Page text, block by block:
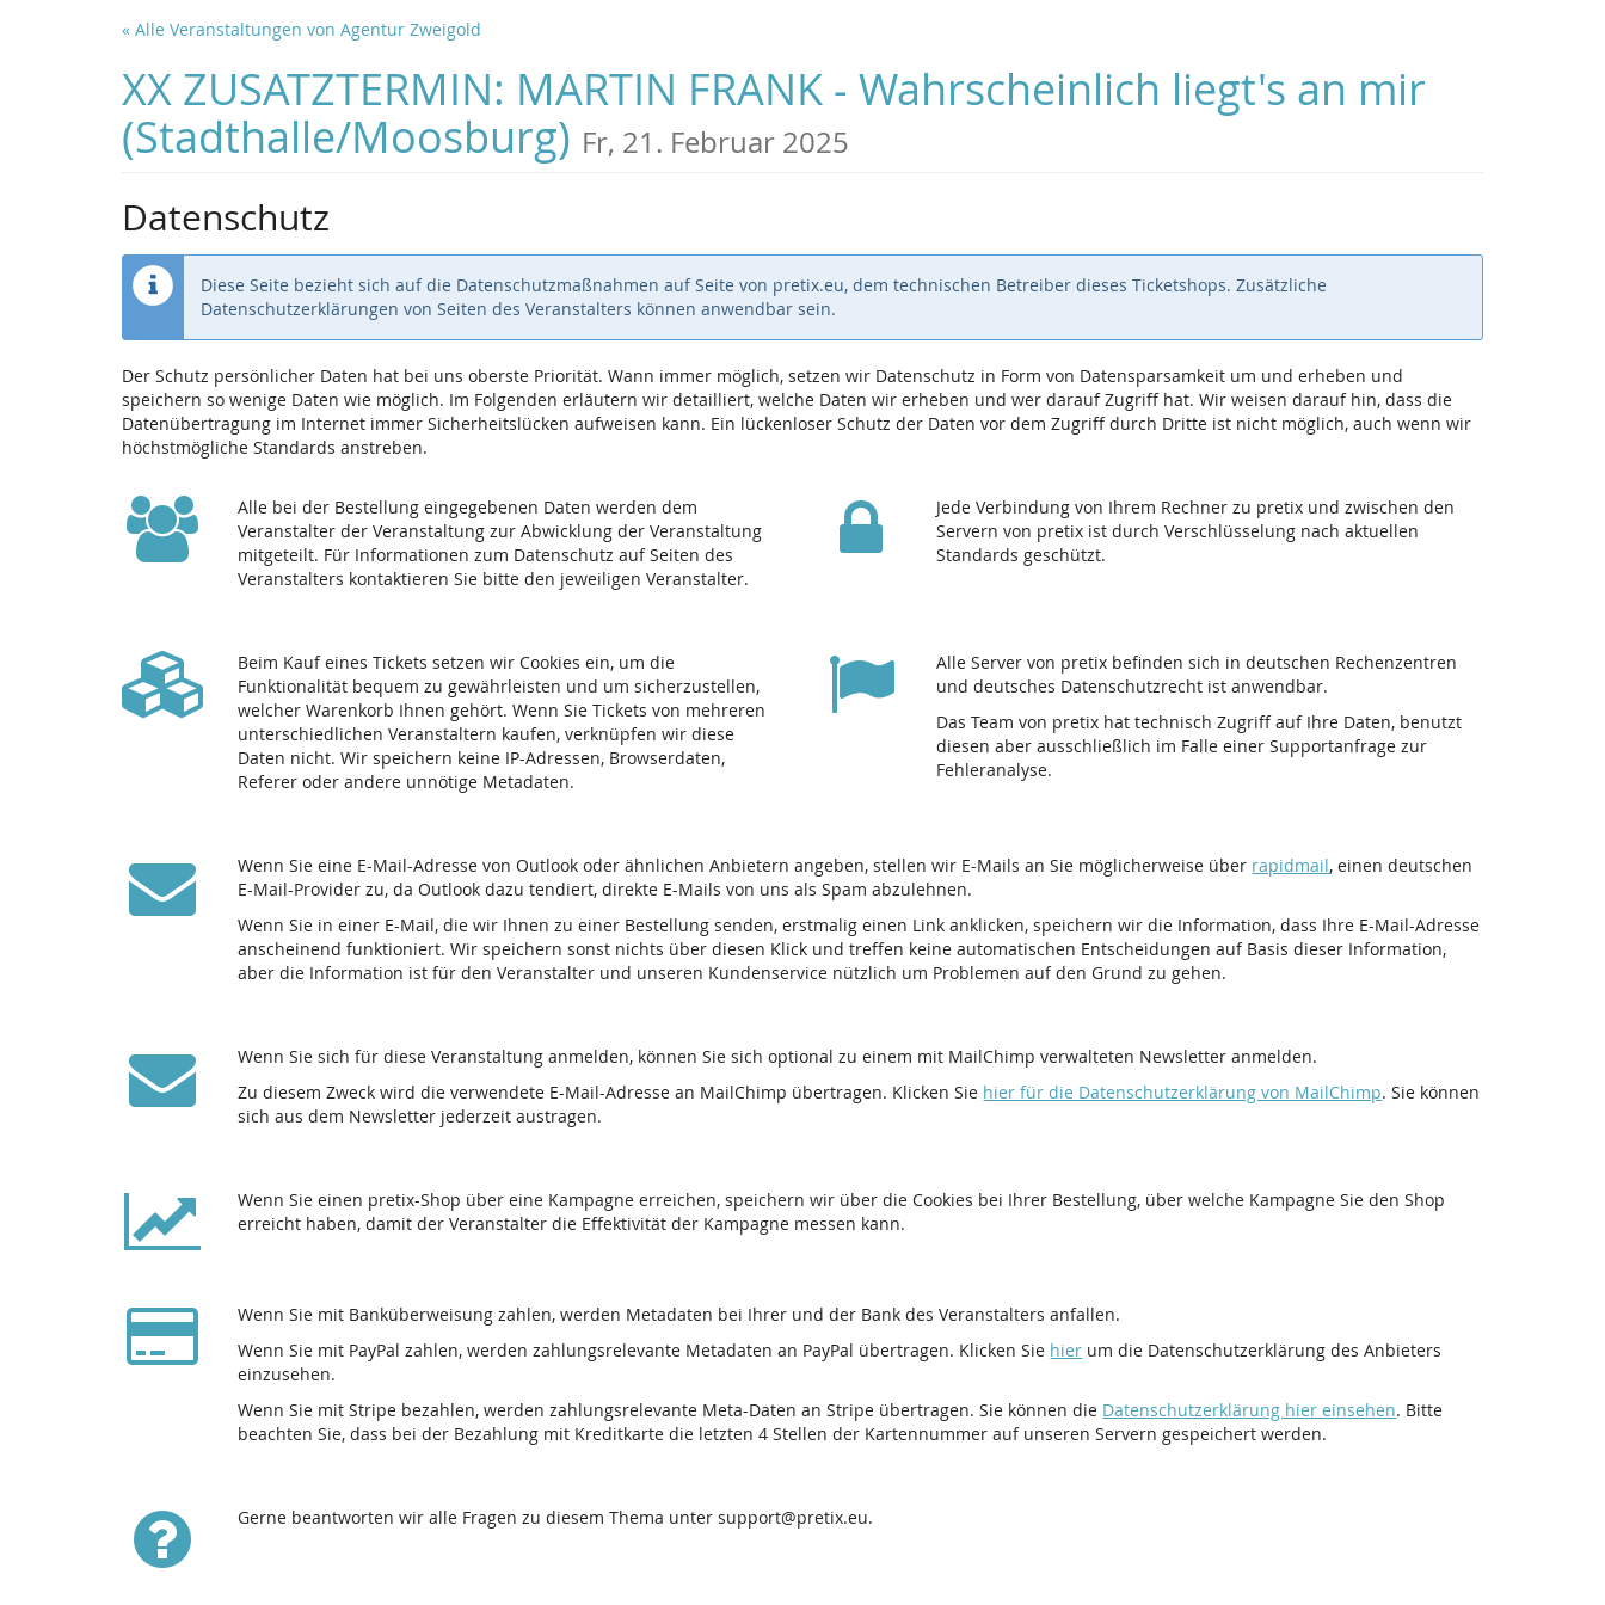
« Alle Veranstaltungen von Agentur Zweigold
XX ZUSATZTERMIN: MARTIN FRANK - Wahrscheinlich liegt's an mir
(Stadthalle/Moosburg) Fr, 21. Februar 2025
Datenschutz
Diese Seite bezieht sich auf die Datenschutzmaßnahmen auf Seite von pretix.eu, dem technischen Betreiber dieses Ticketshops. Zusätzliche
Datenschutzerklärungen von Seiten des Veranstalters können anwendbar sein.
Der Schutz persönlicher Daten hat bei uns oberste Priorität. Wann immer möglich, setzen wir Datenschutz in Form von Datensparsamkeit um und erheben und
speichern so wenige Daten wie möglich. Im Folgenden erläutern wir detailliert, welche Daten wir erheben und wer darauf Zugriff hat. Wir weisen darauf hin, dass die
Datenübertragung im Internet immer Sicherheitslücken aufweisen kann. Ein lückenloser Schutz der Daten vor dem Zugriff durch Dritte ist nicht möglich, auch wenn wir
höchstmögliche Standards anstreben.
Alle bei der Bestellung eingegebenen Daten werden dem
Veranstalter der Veranstaltung zur Abwicklung der Veranstaltung
mitgeteilt. Für Informationen zum Datenschutz auf Seiten des
Veranstalters kontaktieren Sie bitte den jeweiligen Veranstalter.
Jede Verbindung von Ihrem Rechner zu pretix und zwischen den
Servern von pretix ist durch Verschlüsselung nach aktuellen
Standards geschützt.
Beim Kauf eines Tickets setzen wir Cookies ein, um die
Funktionalität bequem zu gewährleisten und um sicherzustellen,
welcher Warenkorb Ihnen gehört. Wenn Sie Tickets von mehreren
unterschiedlichen Veranstaltern kaufen, verknüpfen wir diese
Daten nicht. Wir speichern keine IP-Adressen, Browserdaten,
Referer oder andere unnötige Metadaten.
Alle Server von pretix befinden sich in deutschen Rechenzentren
und deutsches Datenschutzrecht ist anwendbar.
Das Team von pretix hat technisch Zugriff auf Ihre Daten, benutzt
diesen aber ausschließlich im Falle einer Supportanfrage zur
Fehleranalyse.
Wenn Sie eine E-Mail-Adresse von Outlook oder ähnlichen Anbietern angeben, stellen wir E-Mails an Sie möglicherweise über rapidmail, einen deutschen
E-Mail-Provider zu, da Outlook dazu tendiert, direkte E-Mails von uns als Spam abzulehnen.
Wenn Sie in einer E-Mail, die wir Ihnen zu einer Bestellung senden, erstmalig einen Link anklicken, speichern wir die Information, dass Ihre E-Mail-Adresse
anscheinend funktioniert. Wir speichern sonst nichts über diesen Klick und treffen keine automatischen Entscheidungen auf Basis dieser Information,
aber die Information ist für den Veranstalter und unseren Kundenservice nützlich um Problemen auf den Grund zu gehen.
Wenn Sie sich für diese Veranstaltung anmelden, können Sie sich optional zu einem mit MailChimp verwalteten Newsletter anmelden.
Zu diesem Zweck wird die verwendete E-Mail-Adresse an MailChimp übertragen. Klicken Sie hier für die Datenschutzerklärung von MailChimp. Sie können
sich aus dem Newsletter jederzeit austragen.
Wenn Sie einen pretix-Shop über eine Kampagne erreichen, speichern wir über die Cookies bei Ihrer Bestellung, über welche Kampagne Sie den Shop
erreicht haben, damit der Veranstalter die Effektivität der Kampagne messen kann.
Wenn Sie mit Banküberweisung zahlen, werden Metadaten bei Ihrer und der Bank des Veranstalters anfallen.
Wenn Sie mit PayPal zahlen, werden zahlungsrelevante Metadaten an PayPal übertragen. Klicken Sie hier um die Datenschutzerklärung des Anbieters
einzusehen.
Wenn Sie mit Stripe bezahlen, werden zahlungsrelevante Meta-Daten an Stripe übertragen. Sie können die Datenschutzerklärung hier einsehen. Bitte
beachten Sie, dass bei der Bezahlung mit Kreditkarte die letzten 4 Stellen der Kartennummer auf unseren Servern gespeichert werden.
Gerne beantworten wir alle Fragen zu diesem Thema unter support@pretix.eu.